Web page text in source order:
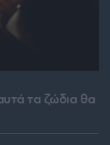
τα ζώδια θα